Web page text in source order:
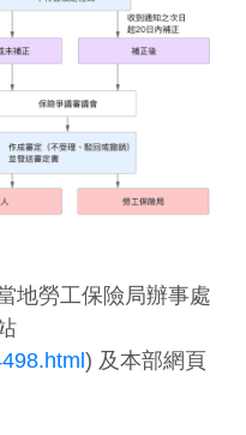
地勞工保險局辦事處
) 及本部網頁